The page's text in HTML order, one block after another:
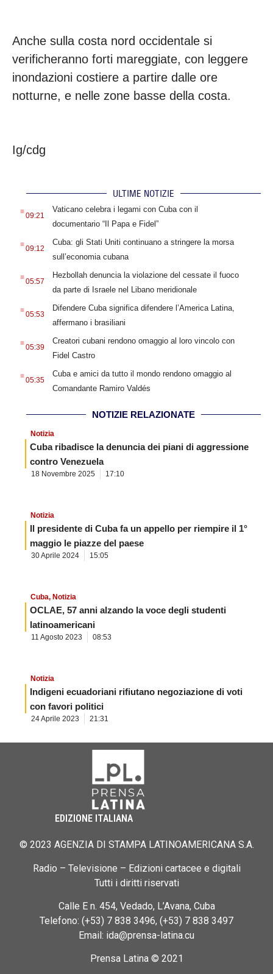
Anche sulla costa nord occidentale si
verificheranno forti mareggiate, con leggere
inondazioni costiere a partire dalle ore
notturne, e nelle zone basse della costa.
Ig/cdg
ULTIME NOTIZIE
.09:21
Vaticano celebra i legami con Cuba con il
documentario “Il Papa e Fidel”
.09:12
Cuba: gli Stati Uniti continuano a stringere la morsa
sull’economia cubana
.05:57
Hezbollah denuncia la violazione del cessate il fuoco
da parte di Israele nel Libano meridionale
.05:53
Difendere Cuba significa difendere l’America Latina,
affermano i brasiliani
.05:39
Creatori cubani rendono omaggio al loro vincolo con
Fidel Castro
.05:35
Cuba e amici da tutto il mondo rendono omaggio al
Comandante Ramiro Valdés
NOTIZIE RELAZIONATE
Notizia
Cuba ribadisce la denuncia dei piani di aggressione
contro Venezuela
18 Novembre 2025 17:10
Notizia
Il presidente di Cuba fa un appello per riempire il 1°
maggio le piazze del paese
30 Aprile 2024 15:05
Cuba, Notizia
OCLAE, 57 anni alzando la voce degli studenti
latinoamericani
11 Agosto 2023 08:53
Notizia
Indigeni ecuadoriani rifiutano negoziazione di voti
con favori politici
24 Aprile 2023 21:31
EDIZIONE ITALIANA
© 2023 AGENZIA DI STAMPA LATINOAMERICANA S.A.
Radio – Televisione – Edizioni cartacee e digitali
Tutti i diritti riservati
Calle E n. 454, Vedado, L’Avana, Cuba
Telefono: (+53) 7 838 3496, (+53) 7 838 3497
Email: ida@prensa-latina.cu
Prensa Latina © 2021